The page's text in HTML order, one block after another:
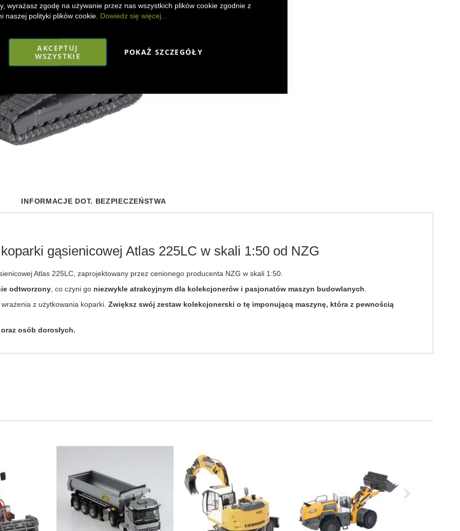
wyrażasz zgodę na używanie przez nas wszystkich plików cookie zgodnie z
naszej polityki plików cookie. Dowiedz się więcej...
AKCEPTUJ
WSZYSTKIE
POKAŻ SZCZEGÓŁY
gąsienicowej Atlas 225LC w skali 1:50 od NZG
Atlas 225LC, zaprojektowany przez cenionego producenta NZG w skali 1:50.
odtworzony , co czyni go niezwykle atrakcyjnym dla kolekcjonerów i pasjonatów maszyn budowlanych
z użytkowania koparki. Zwiększ swój zestaw kolekcjonerski o tę imponującą maszynę, która z pewnością
osób dorosłych.
INFORMACJE DOT. BEZPIECZEŃSTWA